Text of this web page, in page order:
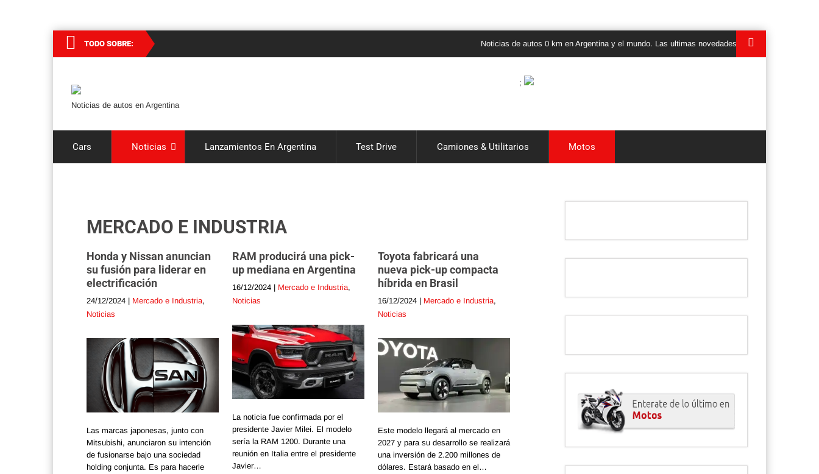
TODO SOBRE: Noticias de autos 0 km en Argentina y el mundo. Las ultimas novedades, lanzamientos y test drives de
Noticias de autos en Argentina
;
Cars Noticias Lanzamientos En Argentina Test Drive Camiones & Utilitarios Motos
MERCADO E INDUSTRIA
Honda y Nissan anuncian
su fusión para liderar en
electrificación
24/12/2024 | Mercado e Industria,
Noticias
Las marcas japonesas, junto con
Mitsubishi, anunciaron su intención
de fusionarse bajo una sociedad
holding conjunta. Es para hacerle
RAM producirá una pick-
up mediana en Argentina
16/12/2024 | Mercado e Industria,
Noticias
La noticia fue confirmada por el
presidente Javier Milei. El modelo
sería la RAM 1200. Durante una
reunión en Italia entre el presidente
Javier…
Toyota fabricará una
nueva pick-up compacta
híbrida en Brasil
16/12/2024 | Mercado e Industria,
Noticias
Este modelo llegará al mercado en
2027 y para su desarrollo se realizará
una inversión de 2.200 millones de
dólares. Estará basado en el…